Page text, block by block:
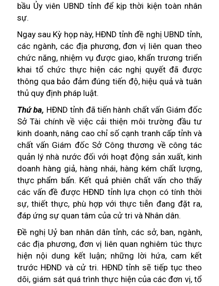
bầu Ủy viên UBND tỉnh để kịp thời kiện toàn nhân
sự.
Ngay sau Kỳ họp này, HĐND tỉnh đề nghị UBND tỉnh,
các ngành, các địa phương, đơn vị liên quan theo
chức năng, nhiệm vụ được giao, khẩn trương triển
khai tổ chức thực hiện các nghị quyết đã được
thông qua bảo đảm đúng tiến độ, hiệu quả và tuân
thủ quy định pháp luật.
Thứ ba, HĐND tỉnh đã tiến hành chất vấn Giám đốc
Sở Tài chính về việc cải thiện môi trường đầu tư
kinh doanh, nâng cao chỉ số cạnh tranh cấp tỉnh và
chất vấn Giám đốc Sở Công thương về công tác
quản lý nhà nước đối với hoạt động sản xuất, kinh
doanh hàng giả, hàng nhái, hàng kém chất lượng,
thực phẩm bẩn. Kết quả phiên chất vấn cho thấy
các vấn đề được HĐND tỉnh lựa chọn có tính thời
sự, thiết thực, phù hợp với thực tiễn đang đặt ra,
đáp ứng sự quan tâm của cử tri và Nhân dân.
Đề nghị Uỷ ban nhân dân tỉnh, các sở, ban, ngành,
các địa phương, đơn vị liên quan nghiêm túc thực
hiện nội dung kết luận; những lời hứa, cam kết
trước HĐND và cử tri. HĐND tỉnh sẽ tiếp tục theo
dõi, giám sát quá trình thực hiện của các đơn vị, tổ